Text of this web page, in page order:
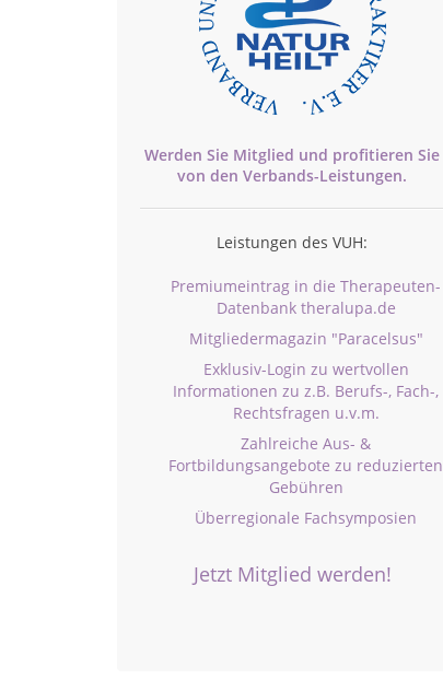
Werden Sie Mitglied und profitieren Sie
von den Verbands-Leistungen.
Leistungen des VUH:
Premiumeintrag in die Therapeuten-
Datenbank theralupa.de
Mitgliedermagazin "Paracelsus"
Exklusiv-Login zu wertvollen
Informationen zu z.B. Berufs-, Fach-,
Rechtsfragen u.v.m.
Zahlreiche Aus- &
Fortbildungsangebote zu reduzierten
Gebühren
Überregionale Fachsymposien
Jetzt Mitglied werden!